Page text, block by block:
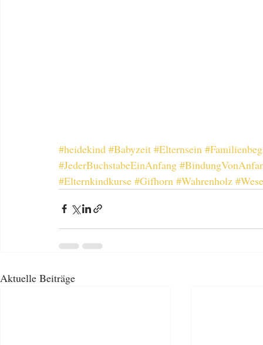
#heidekind #Babyzeit #Elternsein
#JederBuchstabeEinAnfang
#Elternkindkurse #Gifhorn #Wahrenholz
Aktuelle Beiträge